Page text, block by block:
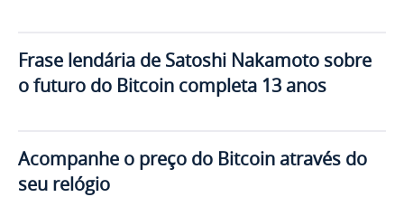
Frase lendária de Satoshi Nakamoto sobre
o futuro do Bitcoin completa 13 anos
Acompanhe o preço do Bitcoin através do
seu relógio